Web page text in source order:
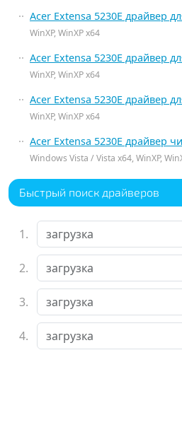
Acer Extensa 5230E драйвер
WinXP, WinXP x64
Acer Extensa 5230E драйвер
WinXP, WinXP x64
Acer Extensa 5230E драйвер
WinXP, WinXP x64
Acer Extensa 5230E драйвер
Windows Vista / Vista x64, WinXP,
Быстрый поиск драйверов
1.
2.
3.
4.